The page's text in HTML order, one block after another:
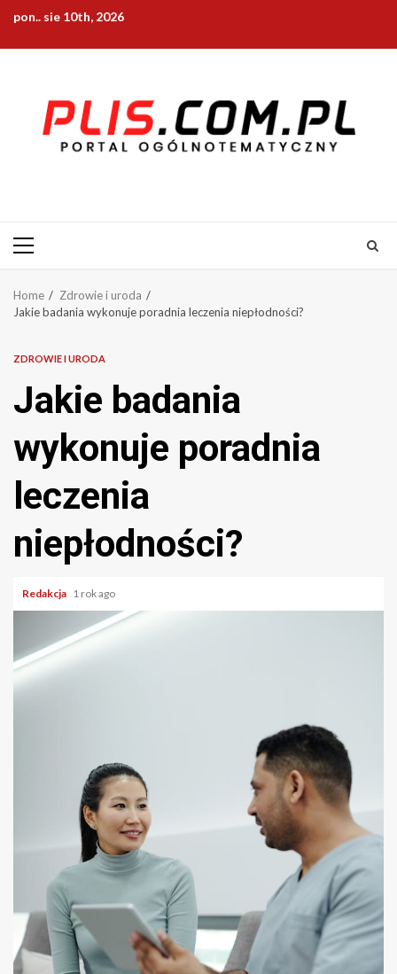
content
pon.. sie 10th, 2026
Primary
Home
Zdrowie i uroda
Jakie badania wykonuje poradnia leczenia niepłodności?
ZDROWIE I URODA
Jakie badania
wykonuje poradnia
leczenia
niepłodności?
Redakcja 1 rok ago